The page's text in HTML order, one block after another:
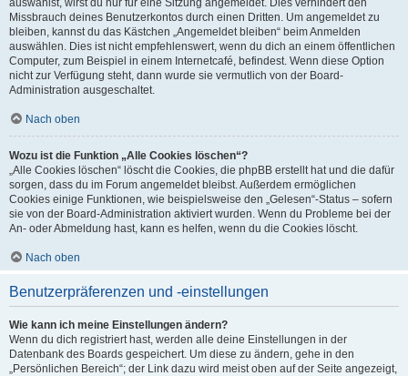
auswählst, wirst du nur für eine Sitzung angemeldet. Dies verhindert den
Missbrauch deines Benutzerkontos durch einen Dritten. Um angemeldet zu
bleiben, kannst du das Kästchen „Angemeldet bleiben“ beim Anmelden
auswählen. Dies ist nicht empfehlenswert, wenn du dich an einem öffentlichen
Computer, zum Beispiel in einem Internetcafé, befindest. Wenn diese Option
nicht zur Verfügung steht, dann wurde sie vermutlich von der Board-
Administration ausgeschaltet.
Nach oben
Wozu ist die Funktion „Alle Cookies löschen“?
„Alle Cookies löschen“ löscht die Cookies, die phpBB erstellt hat und die dafür
sorgen, dass du im Forum angemeldet bleibst. Außerdem ermöglichen
Cookies einige Funktionen, wie beispielsweise den „Gelesen“-Status – sofern
sie von der Board-Administration aktiviert wurden. Wenn du Probleme bei der
An- oder Abmeldung hast, kann es helfen, wenn du die Cookies löscht.
Nach oben
Benutzerpräferenzen und -einstellungen
Wie kann ich meine Einstellungen ändern?
Wenn du dich registriert hast, werden alle deine Einstellungen in der
Datenbank des Boards gespeichert. Um diese zu ändern, gehe in den
„Persönlichen Bereich“; der Link dazu wird meist oben auf der Seite angezeigt,